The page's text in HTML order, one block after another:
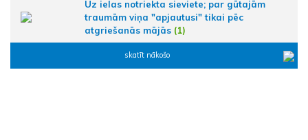
Uz ielas notriekta sieviete; par gūtajām
traumām viņa "apjautusi" tikai pēc
atgriešanās mājās (1)
skatīt nākošo